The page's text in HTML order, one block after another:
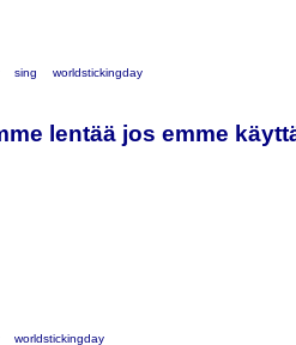
sing worldstickingday
lentää jos emme
worldstickingday